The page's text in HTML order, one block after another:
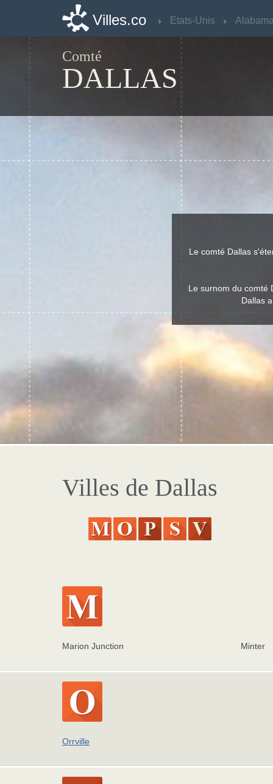
Villes.co Etats-Unis
Comté
DALLAS
Le comté Dallas
Le surnom du comté
Dallas
Villes de Dallas
Marion Junction Minter
Orrville
Villes.co Etats-Unis